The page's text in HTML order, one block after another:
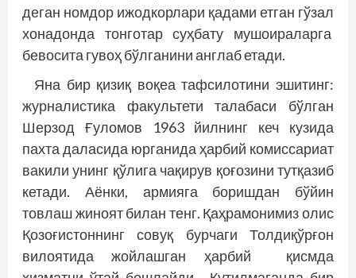
деган номдор ижодкорлари қадами етган гўзал
хонадонда тонготар суҳбату мушоираларга
бевосита гувоҳ бўлганини анг­лаб етади.
Яна бир қизиқ воқеа тафсилотини эшитинг:
журналистика факультети талабаси бўлган
Шерзод Ғуломов 1963 йилнинг кеч кузида
пахта даласида юрганида ҳарбий комиссариат
вакили унинг қўлига чақирув қоғозини тутқазиб
кетади. Аёнки, армияга боришдан бўйин
товлаш жиноят билан тенг. Қаҳрамонимиз олис
Қозоғистоннинг совуқ бурчаги Толдиқўрғон
вилоятида жойлашган ҳарбий қисмда